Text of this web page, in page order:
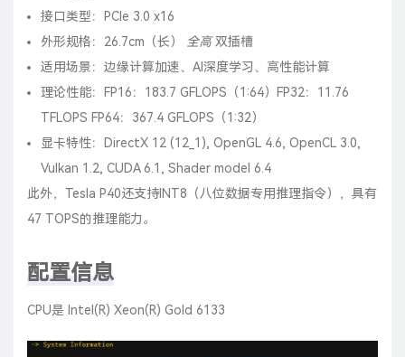
接口类型：PCIe 3.0 x16
外形规格：26.7cm（长）
全高双插槽
适用场景：边缘计算加速、AI深度学习、高性能计算
理论性能：FP16：183.7 GFLOPS（1:64）FP32：11.76
TFLOPS FP64：367.4 GFLOPS（1:32）
显卡特性：DirectX 12 (12_1), OpenGL 4.6, OpenCL 3.0,
Vulkan 1.2, CUDA 6.1, Shader model 6.4
此外，Tesla P40还支持INT8（八位数据专用推理指令），具有
47 TOPS的推理能力。
配置信息
CPU是 Intel(R) Xeon(R) Gold 6133